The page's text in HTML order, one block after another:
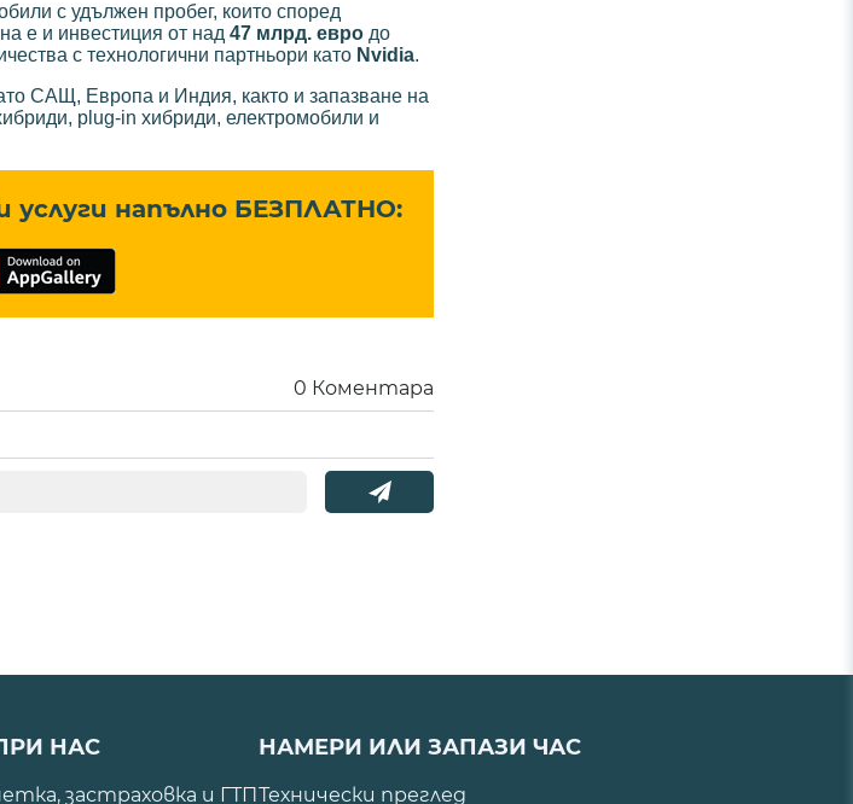
с удължен пробег, които според
е и инвестиция от над 47 млрд. евро до
с технологични партньори като Nvidia.
САЩ, Европа и Индия, както и запазване на
plug-in хибриди, електромобили и
услуги напълно БЕЗПЛАТНО:
0 Коментара
НАС
застраховка и ГТП
НАМЕРИ ИЛИ ЗАПАЗИ ЧАС
Технически преглед